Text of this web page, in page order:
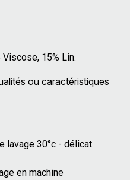
15% Lin.
ou caractéristiques
lavage 30°c - délicat
en machine